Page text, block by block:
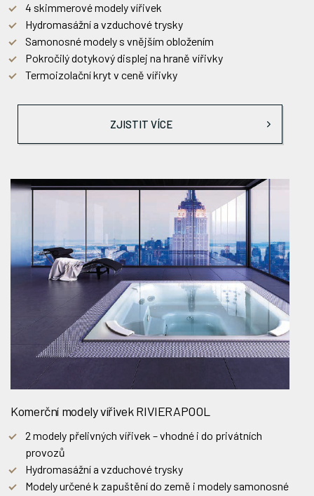
4 skimmerové modely vířivek
Hydromasážní a vzduchové trysky
Samonosné modely s vnějším obložením
Pokročilý dotykový displej na hraně vířivky
Termoizolační kryt v ceně vířivky
ZJISTIT VÍCE
Komerční modely vířivek RIVIERAPOOL
2 modely přelivných vířivek – vhodné i do privátních
provozů
Hydromasážní a vzduchové trysky
Modely určené k zapuštění do země i modely samonosné